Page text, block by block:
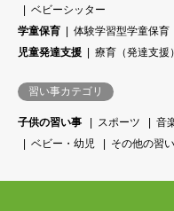
ベビーシッター
学童保育
体験学習型学童保育
児童発達支援
療育（発達支援）
習い事カテゴリ
子供の習い事 スポーツ 音
ベビー・幼児
その他の習